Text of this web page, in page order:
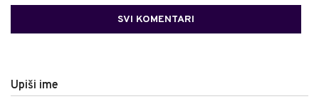
SVI KOMENTARI
Upiši ime